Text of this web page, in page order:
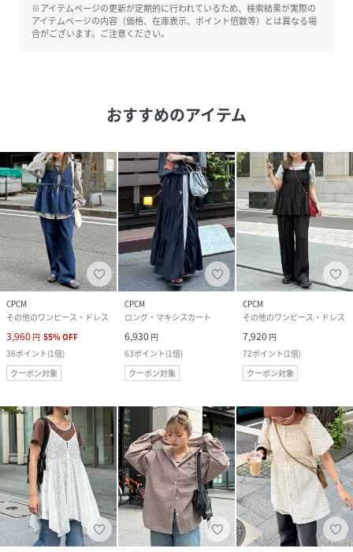
※アイテムページの更新が定期的に行われているため、検索結果が実際の
アイテムページの内容（価格、在庫表示、ポイント倍数等）とは異なる場
合がございます。ご注意ください。
おすすめのアイテム
CPCM
その他のワンピース・ドレス
3,960 円 55%OFF
36ポイント(1倍)
クーポン対象
CPCM
ロング・マキシスカート
6,930 円
63ポイント(1倍)
クーポン対象
CPCM
その他のワンピース・ドレス
7,920 円
72ポイント(1倍)
クーポン対象